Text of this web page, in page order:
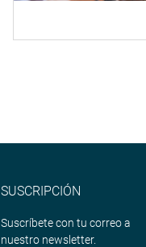
SUSCRIPCIÓN
Suscríbete con tu correo a
nuestro newsletter.